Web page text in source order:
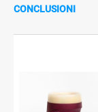
CONCLUSIONI